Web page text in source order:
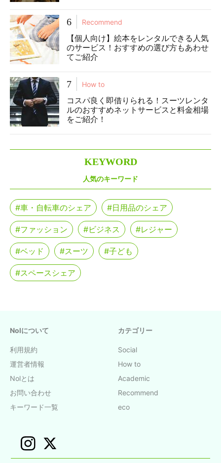
6 Recommend
【個人向け】絵本をレンタルできる人気
のサービス！おすすめの選び方もあわせ
てご紹介
7 How to
コスパ良く即借りられる！スーツレンタ
ルのおすすめネットサービスと料金相場
をご紹介！
KEYWORD
人気のキーワード
#車・自転車のシェア #日用品のシェア
#ファッション #ビジネス #レジャー
#ベッド #スーツ #子ども
#スペースシェア
Nolについて
利用規約
運営者情報
Nolとは
お問い合わせ
キーワード一覧
カテゴリー
Social
How to
Academic
Recommend
eco